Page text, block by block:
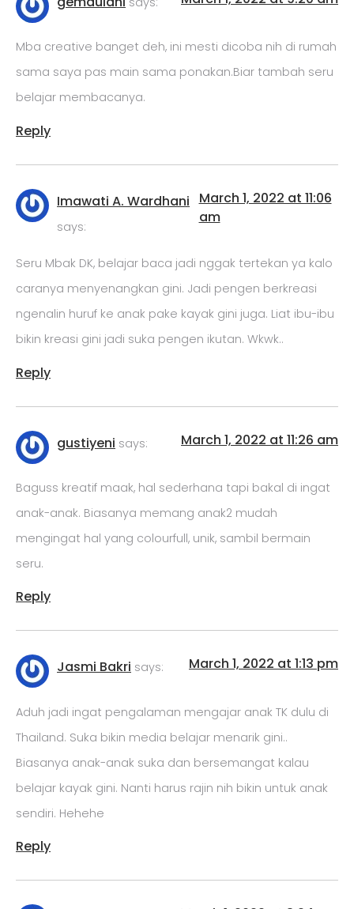
Mba creative banget deh, ini mesti dicoba nih di rumah
sama saya pas main sama ponakan.Biar tambah seru
belajar membacanya.
Reply
Imawati A. Wardhani
says:
March 1, 2022 at 11:06
am
Seru Mbak DK, belajar baca jadi nggak tertekan ya kalo
caranya menyenangkan gini. Jadi pengen berkreasi
ngenalin huruf ke anak pake kayak gini juga. Liat ibu-ibu
bikin kreasi gini jadi suka pengen ikutan. Wkwk..
Reply
gustiyeni says: March 1, 2022 at 11:26 am
Baguss kreatif maak, hal sederhana tapi bakal di ingat
anak-anak. Biasanya memang anak2 mudah
mengingat hal yang colourfull, unik, sambil bermain
seru.
Reply
Jasmi Bakri says: March 1, 2022 at 1:13 pm
Aduh jadi ingat pengalaman mengajar anak TK dulu di
Thailand. Suka bikin media belajar menarik gini..
Biasanya anak-anak suka dan bersemangat kalau
belajar kayak gini. Nanti harus rajin nih bikin untuk anak
sendiri. Hehehe
Reply